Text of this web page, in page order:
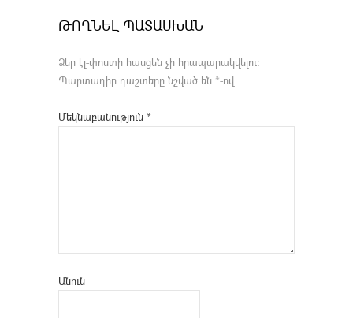
ԹՈՂՆԵԼ ՊԱՏԱՍԽԱՆ
Ձեր էլ-փոստի հասցեն չի հրապարակվելու։
Պարտադիր դաշտերը նշված են *-ով
Մեկնաբանություն *
Անուն